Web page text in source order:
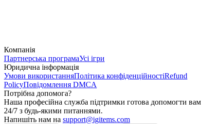
Компанія
Партнерська програмаУсі ігри
Юридична інформація
Умови використанняПолітика конфіденційностіRefund
PolicyПовідомлення DMCA
Потрібна допомога?
Наша професійна служба підтримки готова допомогти вам
24/7 з будь-якими питаннями.
Напишіть нам на support@igitems.com